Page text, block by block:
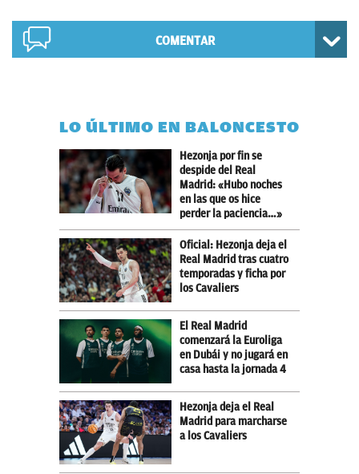
COMENTAR
LO ÚLTIMO EN BALONCESTO
Hezonja por fin se
despide del Real
Madrid: «Hubo noches
en las que os hice
perder la paciencia…»
Oficial: Hezonja deja el
Real Madrid tras cuatro
temporadas y ficha por
los Cavaliers
El Real Madrid
comenzará la Euroliga
en Dubái y no jugará en
casa hasta la jornada 4
Hezonja deja el Real
Madrid para marcharse
a los Cavaliers